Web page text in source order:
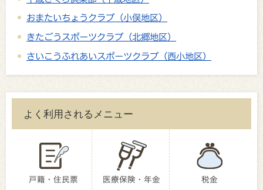
おまたいちょうクラブ（小俣地区）
きたごうスポーツクラブ（北郷地区）
さいこうふれあいスポーツクラブ（西小地区）
よく利用されるメニュー
戸籍・住民票 医療保険・年金 税金